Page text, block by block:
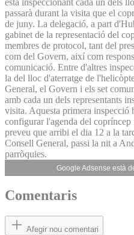
passarà durant la visita que el
de juny. La delegació, a part
gabinet de la representació del
membres de protocol, tant del
com del Govern, així com
comunicació. Entre d'altres
la del lloc d'aterratge de
General, el Govern i els set
amb cada un dels representants
visita. Aquesta primera inspecció
configurar l'agenda del
preveu que arribi el dia 12 a la
Consell General, passi la nit a
parròquies.
Google Adsense està
Comentaris
Afegir nou comentari